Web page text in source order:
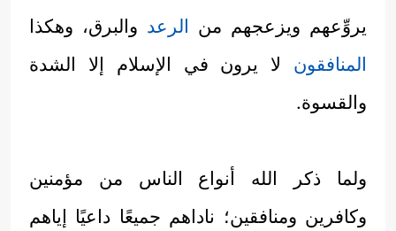
يروِّعهم ويزعجهم من الرعد والبرق، وهكذا
المنافقون لا يرون في الإسلام إلا الشدة
والقسوة.
ولما ذكر الله أنواع الناس من مؤمنين
وكافرين ومنافقين؛ ناداهم جميعًا داعيًا إياهم